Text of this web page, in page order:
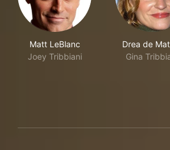
Matt LeBlanc
Joey Tribbiani
Drea de
Gina